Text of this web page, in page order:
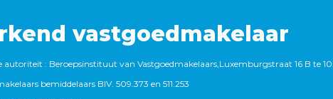
vastgoedmakelaar
autoriteit : Beroepsinstituut van Vastgoedmakelaars,Luxemburgstraat 16 B te
bemiddelaars BIV. 509.373 en 511.253